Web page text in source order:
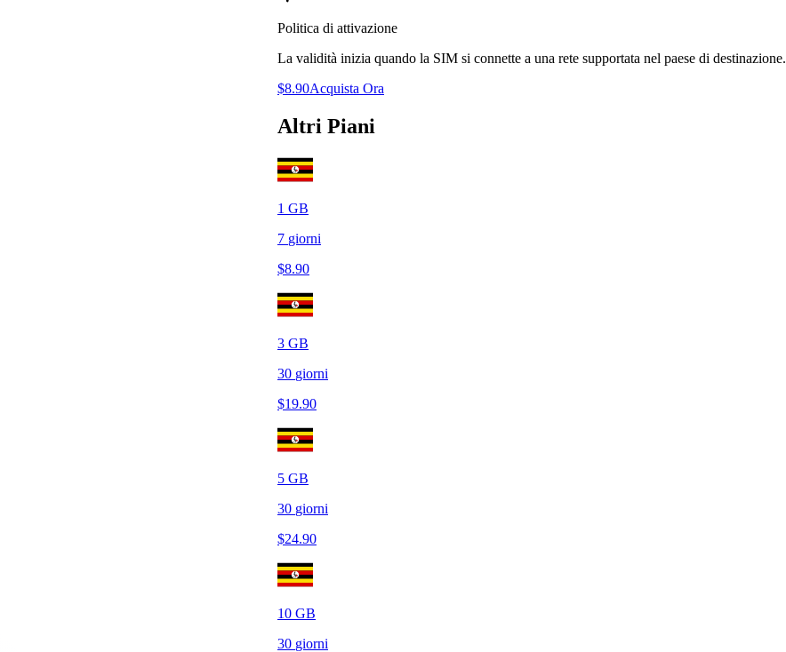
Politica di attivazione
La validità inizia quando la SIM si connette a una rete supportata nel paese di destinazione.
$8.90Acquista Ora
Altri Piani
1 GB
7 giorni
$8.90
3 GB
30 giorni
$19.90
5 GB
30 giorni
$24.90
10 GB
30 giorni